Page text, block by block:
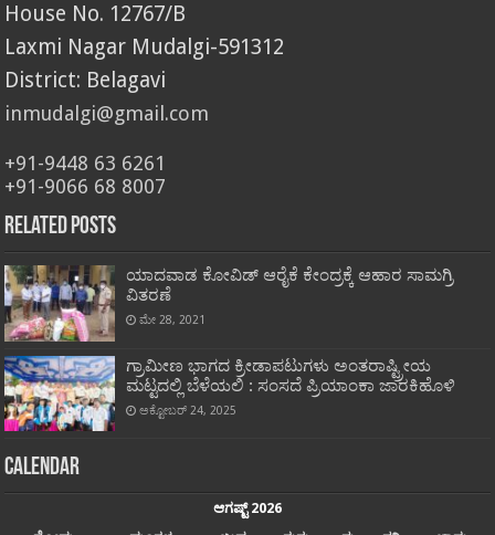
House No. 12767/B
Laxmi Nagar Mudalgi-591312
District: Belagavi
inmudalgi@gmail.com
+91-9448 63 6261
+91-9066 68 8007
Related Posts
ಯಾದವಾಡ ಕೋವಿಡ್ ಆರೈಕೆ ಕೇಂದ್ರಕ್ಕೆ ಆಹಾರ ಸಾಮಗ್ರಿ
ವಿತರಣೆ
ಮೇ 28, 2021
ಗ್ರಾಮೀಣ ಭಾಗದ ಕ್ರೀಡಾಪಟುಗಳು ಅಂತರಾಷ್ಟ್ರೀಯ
ಮಟ್ಟದಲ್ಲಿ ಬೆಳೆಯಲಿ : ಸಂಸದೆ ಪ್ರಿಯಾಂಕಾ ಜಾರಕಿಹೊಳಿ
ಅಕ್ಟೋಬರ್ 24, 2025
Calendar
ಆಗಷ್ಟ್ 2026